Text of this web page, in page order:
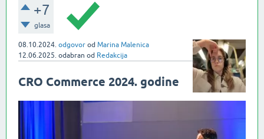
+7
glasa
08.10.2024. odgovor od Marina Malenica
12.06.2025. odabran od Redakcija
CRO Commerce 2024. godine